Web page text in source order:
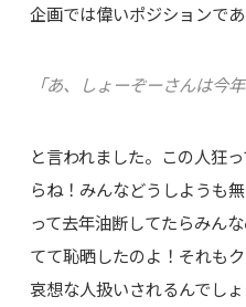
企画では偉いポジションで
「あ、しょーぞーさんは今
と言われました。この人狂
らね！みんなどうしようも
って去年油断してたらみん
てて恥晒したのよ！それも
哀想な人扱いされるんでし